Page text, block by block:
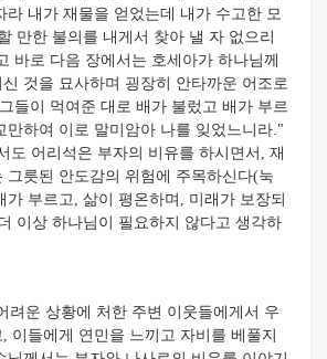
라 내가 재물을 얻었는데 내가 수고한 모
만한 불의를 내게서 찾아 낼 자 없으리
바로 다음 장에서는 호세아가 하나님께
것을 묘사하며 굉장히 안타까운 어조로
들이 먹여준 대로 배가 불렀고 배가 부르
만하여 이로 말미암아 나를 잊었느니라."
도 어리석은 부자의 비유를 하시면서, 재
그릇된 안도감의 위험에 주목하신다(눅
가 부르고, 삶이 평온하며, 미래가 보장되
이상 하나님이 필요하지 않다고 생각하
려운 상황에 처한 주변 이웃들에게서 우
이들에게 연민을 느끼고 자비를 베풀지